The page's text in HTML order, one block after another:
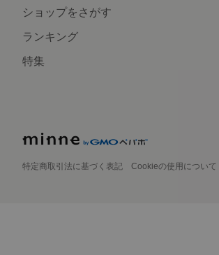
ショップをさがす
ランキング
特集
特定商取引法に基づく表記 Cookieの使用について